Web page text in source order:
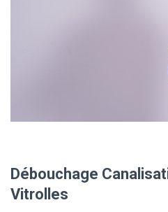
Débouchage
Vitrolles